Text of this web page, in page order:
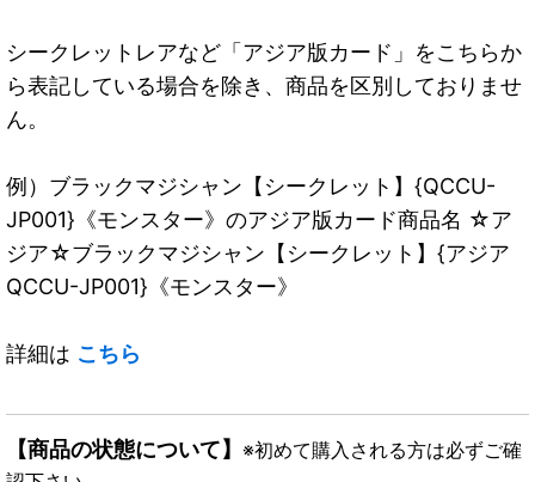
シークレットレアなど「アジア版カード」をこちらか
ら表記している場合を除き、商品を区別しておりませ
ん。
例）ブラックマジシャン【シークレット】{QCCU-
JP001}《モンスター》のアジア版カード商品名 ☆ア
ジア☆ブラックマジシャン【シークレット】{アジア
QCCU-JP001}《モンスター》
詳細は こちら
【商品の状態について】 ※初めて購入される方は必ずご確